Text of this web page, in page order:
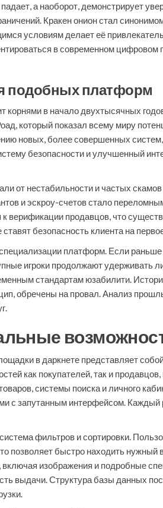
а наоборот, демонстрирует
Кракен онион стал
условиям делает её
в современном
подобных платформ
корнями в начало двухтысячных
который показал всему миру
новых, более совершенных
безопасности и улучшенный
от нестабильности и частых
и эскроу-счетов стало
верификации продавцов, что
безопасность клиента на
платформ. Если
игроки продолжают удерживать
стандартам юзабилити.
обречены на провал. Анализ
в даркнете представляет
как покупателей, так и
системы поиска и личного
с запутанным интерфейсом. Каждый
фильтров и сортировки.
позволяет быстро находить
изображения и подробные
выдачи. Структура базы данных